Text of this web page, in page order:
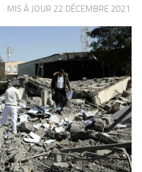
· MIS À JOUR 22 DÉCEMBRE 2021